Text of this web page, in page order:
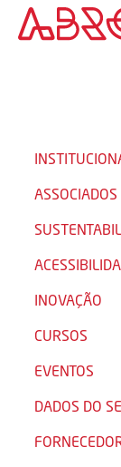
ASSOCIADOS
INOVAÇÃO
CURSOS
EVENTOS
DADOS DO